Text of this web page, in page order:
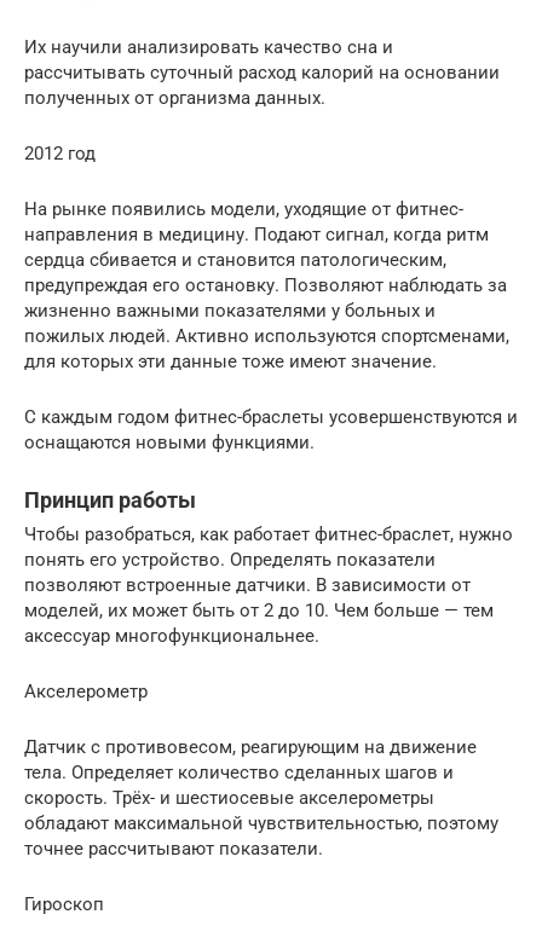
Их научили анализировать качество сна и
рассчитывать суточный расход калорий на основании
полученных от организма данных.
2012 год
На рынке появились модели, уходящие от фитнес-
направления в медицину. Подают сигнал, когда ритм
сердца сбивается и становится патологическим,
предупреждая его остановку. Позволяют наблюдать за
жизненно важными показателями у больных и
пожилых людей. Активно используются спортсменами,
для которых эти данные тоже имеют значение.
С каждым годом фитнес-браслеты усовершенствуются и
оснащаются новыми функциями.
Принцип работы
Чтобы разобраться, как работает фитнес-браслет, нужно
понять его устройство. Определять показатели
позволяют встроенные датчики. В зависимости от
моделей, их может быть от 2 до 10. Чем больше — тем
аксессуар многофункциональнее.
Акселерометр
Датчик с противовесом, реагирующим на движение
тела. Определяет количество сделанных шагов и
скорость. Трёх- и шестиосевые акселерометры
обладают максимальной чувствительностью, поэтому
точнее рассчитывают показатели.
Гироскоп